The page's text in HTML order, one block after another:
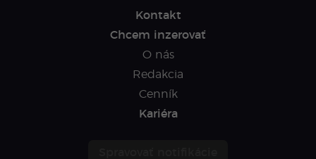
Kontakt
Chcem inzerovať
O nás
Redakcia
Cenník
Kariéra